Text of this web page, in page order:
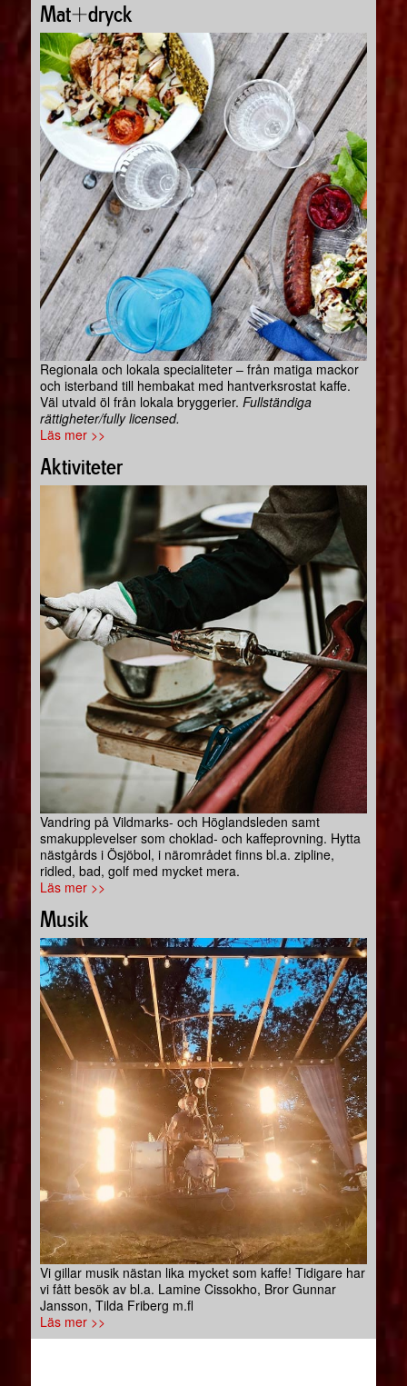
Mat+dryck
Regionala och lokala specialiteter – från matiga mackor
och isterband till hembakat med hantverksrostat kaffe.
Väl utvald öl från lokala bryggerier. Fullständiga
rättigheter/fully licensed.
Läs mer >>
Aktiviteter
Vandring på Vildmarks- och Höglandsleden samt
smakupplevelser som choklad- och kaffeprovning. Hytta
nästgårds i Ösjöbol, i närområdet finns bl.a. zipline,
ridled, bad, golf med mycket mera.
Läs mer >>
Musik
Vi gillar musik nästan lika mycket som kaffe! Tidigare har
vi fått besök av bl.a. Lamine Cissokho, Bror Gunnar
Jansson, Tilda Friberg m.fl
Läs mer >>